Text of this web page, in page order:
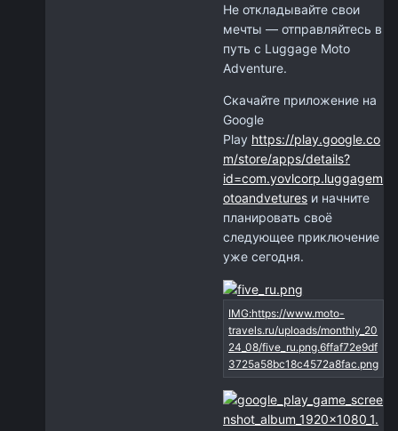
Не откладывайте свои
мечты — отправляйтесь в
путь с Luggage Moto
Adventure.
Скачайте приложение на
Google
Play https://play.google.co
m/store/apps/details?
id=com.yovlcorp.luggagem
otoandvetures и начните
планировать своё
следующее приключение
уже сегодня.